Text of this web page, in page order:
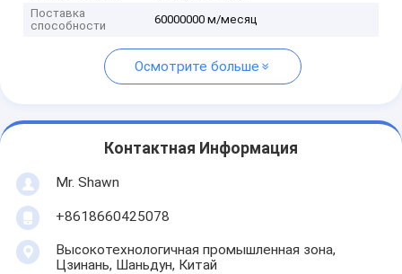
Поставка
способности
60000000 м/месяц
Осмотрите больше
Контактная Информация
Mr. Shawn
+8618660425078
Высокотехнологичная промышленная зона,
Цзинань, Шаньдун, Китай